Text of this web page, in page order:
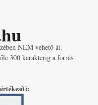
NEM vehető át.
300 karakterig a forrás